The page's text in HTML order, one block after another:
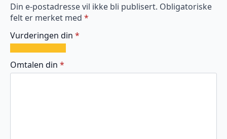
Din e-postadresse vil ikke bli publisert. Obligatoriske
felt er merket med *
Vurderingen din *
av
5
av
5
av
5
av
5
av
5
Omtalen din *